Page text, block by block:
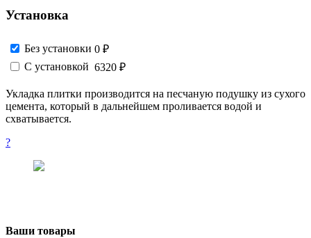
Установка
Без установки 0 ₽
С установкой 6320 ₽
Укладка плитки производится на песчаную подушку из сухого
цемента, который в дальнейшем проливается водой и
схватывается.
?
Ваши товары